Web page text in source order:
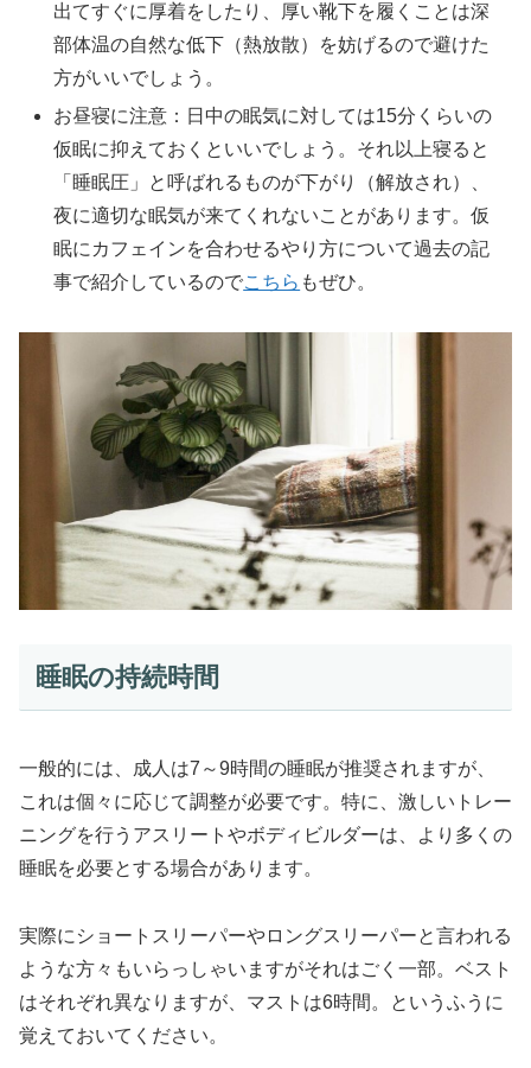
出てすぐに厚着をしたり、厚い靴下を履くことは深
部体温の自然な低下（熱放散）を妨げるので避けた
方がいいでしょう。
お昼寝に注意：日中の眠気に対しては15分くらいの
仮眠に抑えておくといいでしょう。それ以上寝ると
「睡眠圧」と呼ばれるものが下がり（解放され）、
夜に適切な眠気が来てくれないことがあります。仮
眠にカフェインを合わせるやり方について過去の記
事で紹介しているのでこちら もぜひ。
睡眠の持続時間
一般的には、成人は7～9時間の睡眠が推奨されますが、
これは個々に応じて調整が必要です。特に、激しいトレー
ニングを行うアスリートやボディビルダーは、より多くの
睡眠を必要とする場合があります。
実際にショートスリーパーやロングスリーパーと言われる
ような方々もいらっしゃいますがそれはごく一部。ベスト
はそれぞれ異なりますが、マストは6時間。というふうに
覚えておいてください。